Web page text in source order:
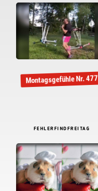
Montagsgefühle Nr. 477
FEHLERFINDFREITAG